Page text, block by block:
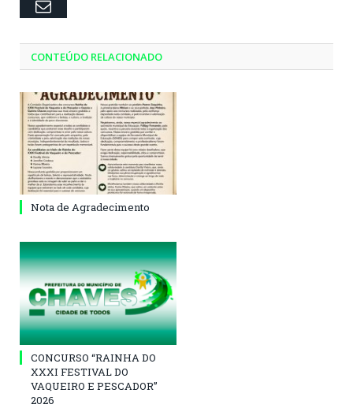
Email
CONTEÚDO RELACIONADO
Nota de Agradecimento
CONCURSO “RAINHA DO
XXXI FESTIVAL DO
VAQUEIRO E PESCADOR”
2026